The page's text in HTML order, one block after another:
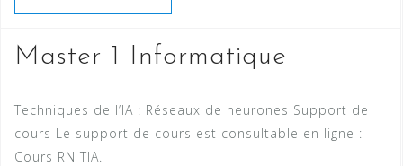
Master 1 Informatique
Techniques de l’IA : Réseaux de neurones Support de
cours Le support de cours est consultable en ligne :
Cours RN TIA.